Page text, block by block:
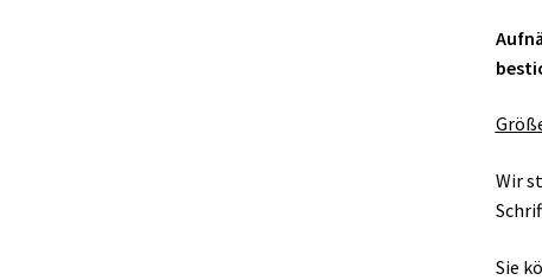
Wir
Sie